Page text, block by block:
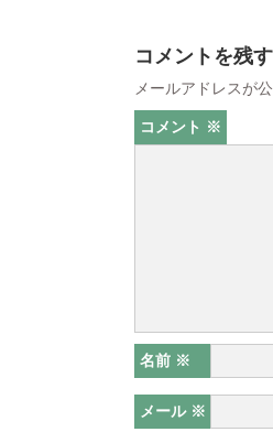
コメントを残す
メールアドレスが
コメント ※
名前 ※
メール ※